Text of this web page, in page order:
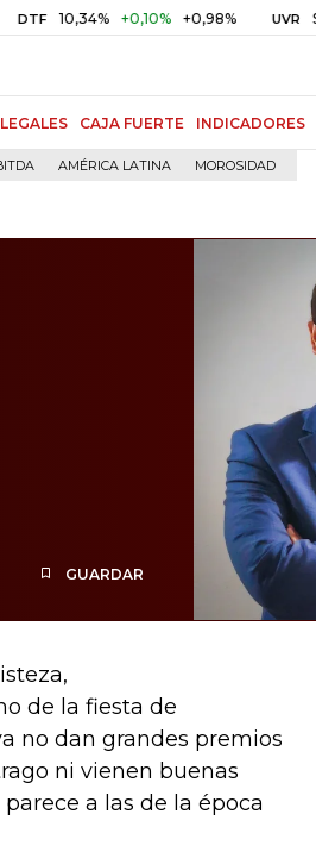
10,34% +0,10% +0,98% UVR $ 416,86
CAJA FUERTE INDICADORES
AMÉRICA LATINA MOROSIDAD
GUARDAR
de la fiesta de
no dan grandes premios
ni vienen buenas
a las de la época